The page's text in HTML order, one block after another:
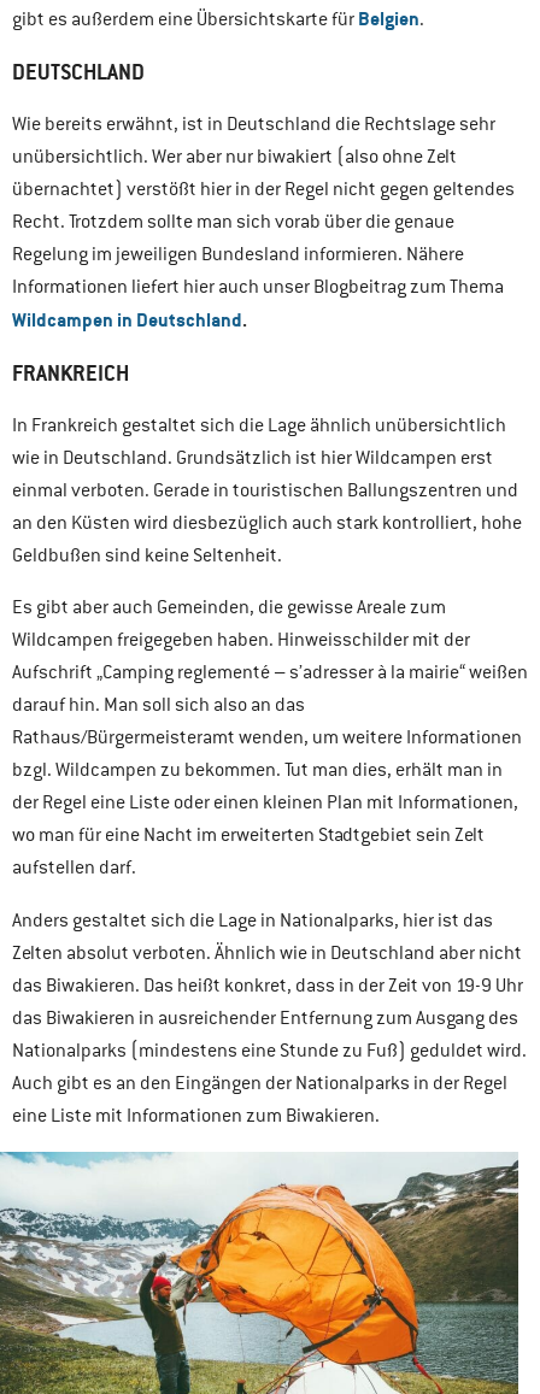
gibt es außerdem eine Übersichtskarte für Belgien.
DEUTSCHLAND
Wie bereits erwähnt, ist in Deutschland die Rechtslage sehr
unübersichtlich. Wer aber nur biwakiert (also ohne Zelt
übernachtet) verstößt hier in der Regel nicht gegen geltendes
Recht. Trotzdem sollte man sich vorab über die genaue
Regelung im jeweiligen Bundesland informieren. Nähere
Informationen liefert hier auch unser Blogbeitrag zum Thema
Wildcampen in Deutschland.
FRANKREICH
In Frankreich gestaltet sich die Lage ähnlich unübersichtlich
wie in Deutschland. Grundsätzlich ist hier Wildcampen erst
einmal verboten. Gerade in touristischen Ballungszentren und
an den Küsten wird diesbezüglich auch stark kontrolliert, hohe
Geldbußen sind keine Seltenheit.
Es gibt aber auch Gemeinden, die gewisse Areale zum
Wildcampen freigegeben haben. Hinweisschilder mit der
Aufschrift „Camping reglementé – s’adresser à la mairie“ weißen
darauf hin. Man soll sich also an das
Rathaus/Bürgermeisteramt wenden, um weitere Informationen
bzgl. Wildcampen zu bekommen. Tut man dies, erhält man in
der Regel eine Liste oder einen kleinen Plan mit Informationen,
wo man für eine Nacht im erweiterten Stadtgebiet sein Zelt
aufstellen darf.
Anders gestaltet sich die Lage in Nationalparks, hier ist das
Zelten absolut verboten. Ähnlich wie in Deutschland aber nicht
das Biwakieren. Das heißt konkret, dass in der Zeit von 19-9 Uhr
das Biwakieren in ausreichender Entfernung zum Ausgang des
Nationalparks (mindestens eine Stunde zu Fuß) geduldet wird.
Auch gibt es an den Eingängen der Nationalparks in der Regel
eine Liste mit Informationen zum Biwakieren.